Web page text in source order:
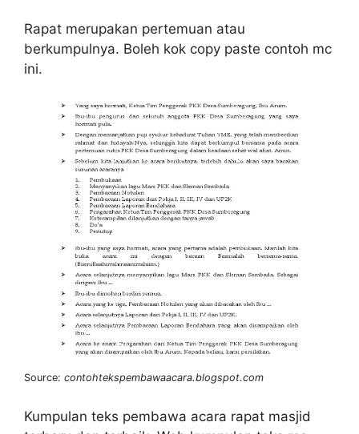
Rapat merupakan pertemuan atau
berkumpulnya. Boleh kok copy paste contoh mc
ini.
Source: contohtekspembawaacara.blogspot.com
Kumpulan teks pembawa acara rapat masjid